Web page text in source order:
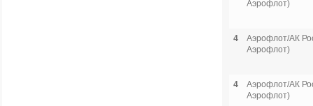
Аэрофлот)
4
Аэрофлот/АК
Аэрофлот)
4
Аэрофлот/АК
Аэрофлот)